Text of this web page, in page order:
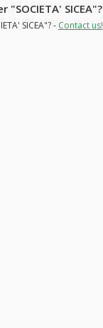
SICEA"?
SICEA"? - Contact us!